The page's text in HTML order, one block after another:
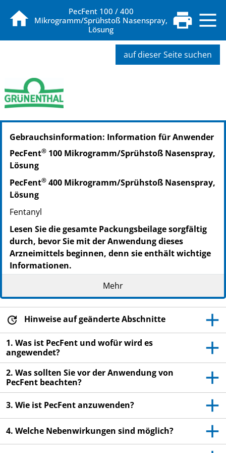
PecFent 100 / 400
Mikrogramm/Sprühstoß Nasenspray,
Lösung
auf dieser Seite suchen
PZN: 06800227
PPN: 110680022720
PZN: 06800233
PPN: 110680023383
PZN: 06800262
PPN: 110680026205
Gebrauchsinformation: Information für Anwender
PecFent® 100 Mikrogramm/Sprühstoß Nasenspray,
Lösung
PecFent® 400 Mikrogramm/Sprühstoß Nasenspray,
Lösung
Fentanyl
Lesen Sie die gesamte Packungsbeilage sorgfältig
durch, bevor Sie mit der Anwendung dieses
Arzneimittels beginnen, denn sie enthält wichtige
Informationen.
Heben Sie die Packungsbeilage auf. Vielleicht
möchten Sie diese später nochmals lesen.
Wenn Sie weitere Fragen haben, wenden Sie sich
an Ihren Arzt oder Apotheker.
Dieses Arzneimittel wurde Ihnen persönlich
verschrieben. Geben Sie es nicht an Dritte weiter.
Es kann anderen Menschen schaden, auch wenn
diese die gleichen Beschwerden haben wie Sie.
Wenn Sie Nebenwirkungen bemerken, wenden Sie
sich an Ihren Arzt oder Apotheker. Dies gilt auch
Packungsbeilage angegeben sind. Siehe Abschnitt
Mehr
Hinweise auf geänderte Abschnitte
1. Was ist PecFent und wofür wird es
angewendet?
2. Was sollten Sie vor der Anwendung von
PecFent beachten?
3. Wie ist PecFent anzuwenden?
4. Welche Nebenwirkungen sind möglich?